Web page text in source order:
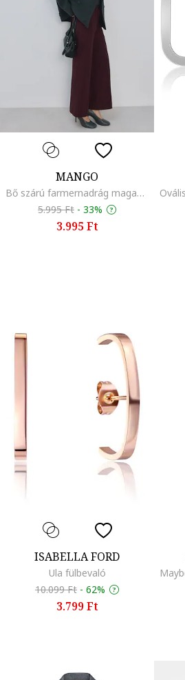
MANGO
Bő szárú farmernadrág magas derékrésszel, Bordó
5.995 Ft - 33%
3.995 Ft
ISABELLA FORD
Ula fülbevaló
10.099 Ft - 62%
3.799 Ft